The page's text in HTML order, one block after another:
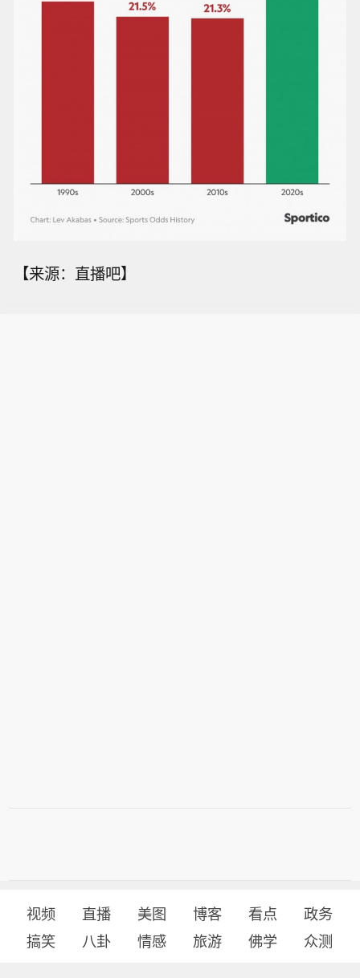
【来源：直播吧】
视频 直播 美图 博客 看点
政务
搞笑
八卦 情感 旅游 佛学 众测